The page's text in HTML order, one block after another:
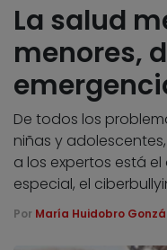
La salud
menores,
De todos los
niñas y
a los expertos está
especial, el
Por María Huidobro